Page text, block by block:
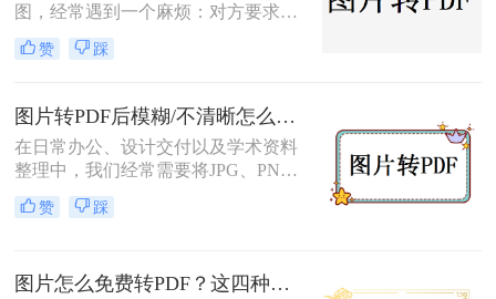
图，经常遇到一个麻烦：对方要求把
一堆零散的图片打包成一个完整的
PDF文件。如果一张张发过去，不仅
混。很多朋友一搜“图片转pdf怎么
弄”，出来一堆复杂的教程，其实只
要找对工具，这事儿非常简单。本文
就按大家最常用的场景（在线免安
装、批量处理、手机自带功能）整理
了几个亲测好用的办法，帮你轻松搞
赞 踩
图片转PDF后模糊/不清晰怎么办？三种有效方法帮你解决！
在日常办公、设计交付以及学术资料
整理中，我们经常需要将JPG、PNG
等格式的图片合并转换为PDF文档。
然而，许多用户都遇到过这样一个令
变得模糊、边缘出现锯齿，甚至无法
赞 踩
图片怎么免费转PDF？这四种方法轻松搞定！